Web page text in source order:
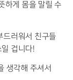
하게 몸을 말릴 수
드러워서 친구들
겁니다!
생각해 주셔서